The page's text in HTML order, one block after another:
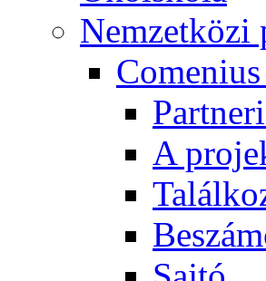
Nemzetközi
A